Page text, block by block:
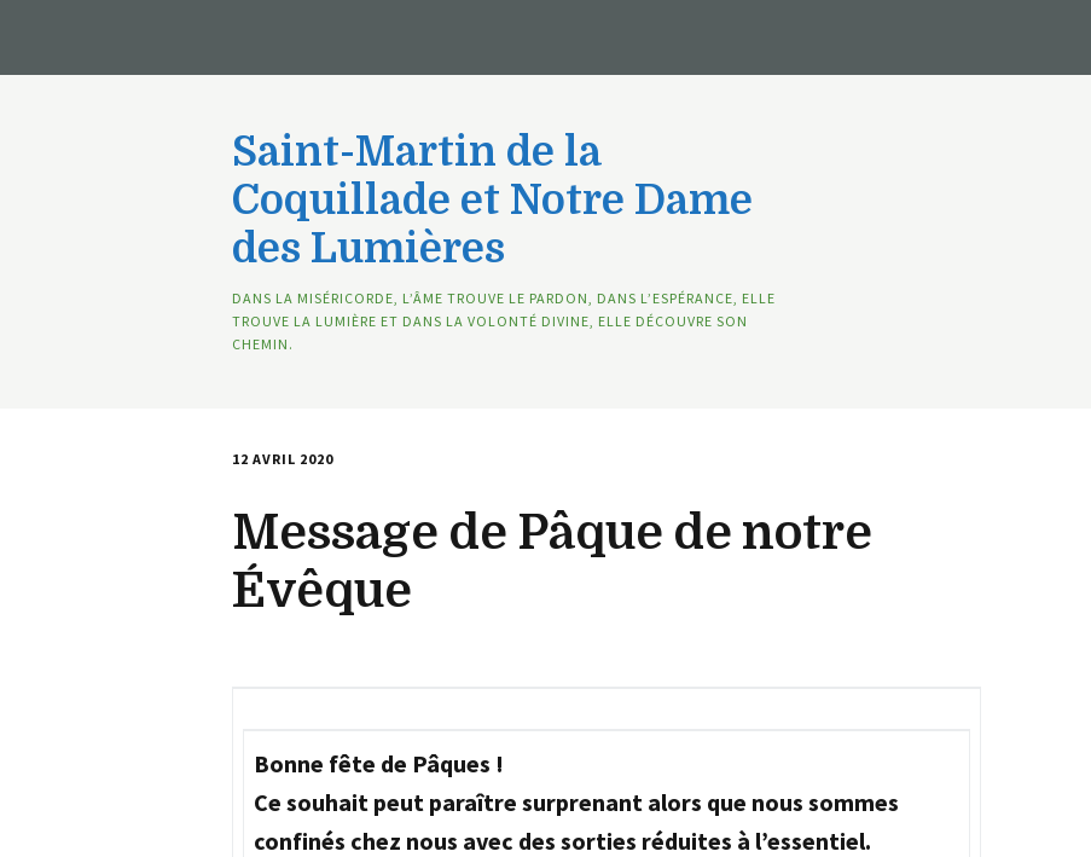
Saint-Martin de la
Coquillade et Notre Dame
des Lumières
DANS LA MISÉRICORDE, L’ÂME TROUVE LE PARDON, DANS L’ESPÉRANCE, ELLE
TROUVE LA LUMIÈRE ET DANS LA VOLONTÉ DIVINE, ELLE DÉCOUVRE SON
CHEMIN.
12 AVRIL 2020
Message de Pâque de notre
Évêque
Bonne fête de Pâques !
Ce souhait peut paraître surprenant alors que nous sommes
confinés chez nous avec des sorties réduites à l’essentiel.